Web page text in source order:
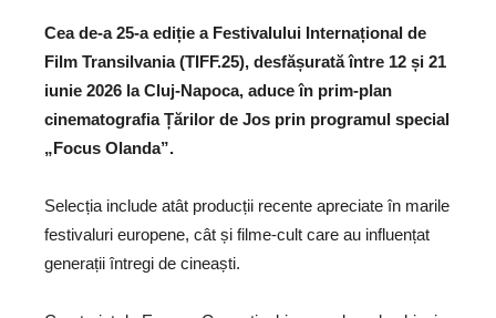
Cea de-a 25-a ediție a Festivalului Internațional de
Film Transilvania (TIFF.25), desfășurată între 12 și 21
iunie 2026 la Cluj-Napoca, aduce în prim-plan
cinematografia Țărilor de Jos prin programul special
„Focus Olanda”.
Selecția include atât producții recente apreciate în marile
festivaluri europene, cât și filme-cult care au influențat
generații întregi de cineaști.